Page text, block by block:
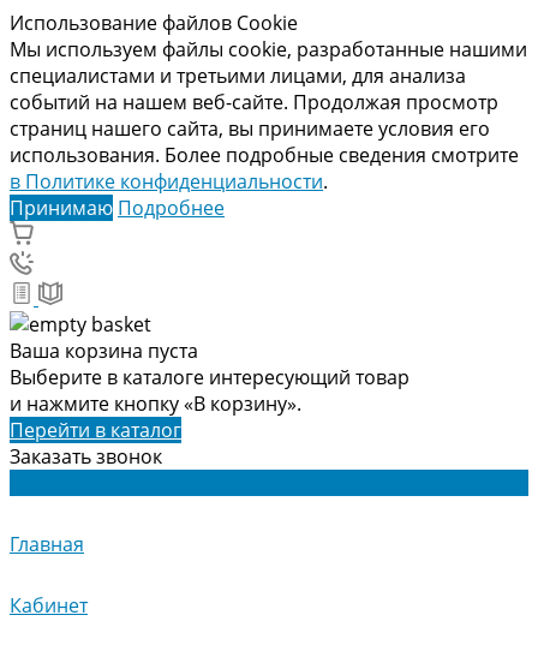
Использование файлов Cookie
Мы используем файлы cookie, разработанные нашими
специалистами и третьими лицами, для анализа
событий на нашем веб-сайте. Продолжая просмотр
страниц нашего сайта, вы принимаете условия его
использования. Более подробные сведения смотрите
в Политике конфиденциальности.
Принимаю Подробнее
Ваша корзина пуста
Выберите в каталоге интересующий товар
и нажмите кнопку «В корзину».
Перейти в каталог
Заказать звонок
Главная
Кабинет